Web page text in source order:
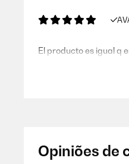
El producto es igual q
Me parece muy
Opiniões de